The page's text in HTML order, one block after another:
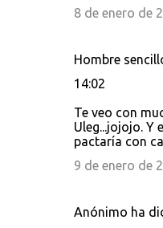
8 de enero de
Hombre
14:02
Te veo con
Uleg...jojojo. Y
pactaría con
9 de enero de
Anónimo ha